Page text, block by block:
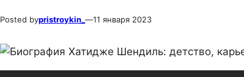
Posted bypristroykin_ —11 января 2023